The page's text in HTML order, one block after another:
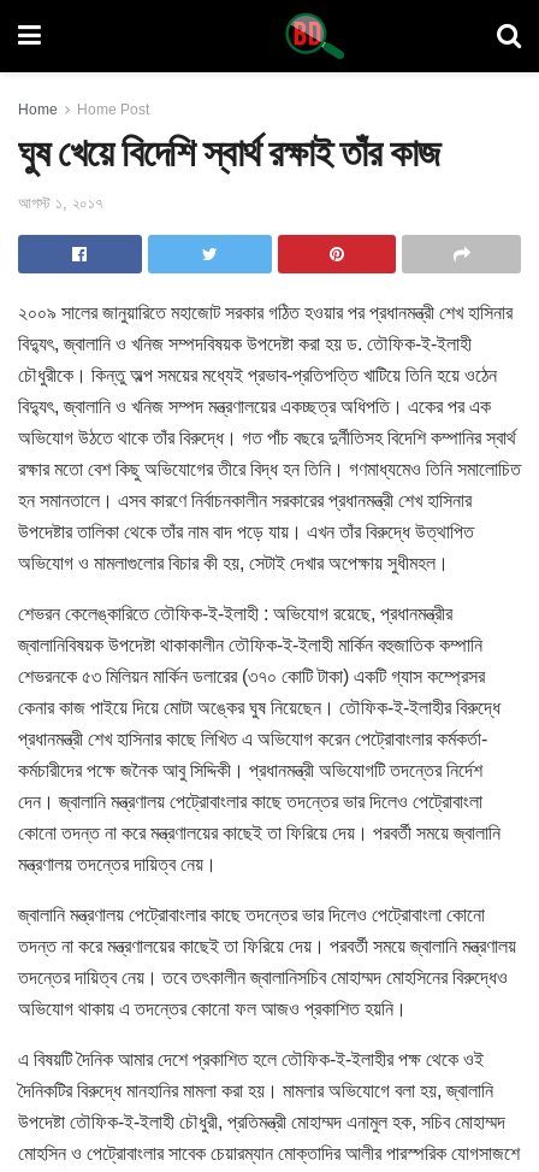
Home Home Post
ঘুষ খেয়ে বিদেশি স্বার্থ রক্ষাই তাঁর কাজ
আগস্ট ১, ২০১৭
২০০৯ সালের জানুয়ারিতে মহাজোট সরকার গঠিত হওয়ার পর প্রধানমন্ত্রী শেখ হাসিনার
বিদ্যুৎ, জ্বালানি ও খনিজ সম্পদবিষয়ক উপদেষ্টা করা হয় ড. তৌফিক-ই-ইলাহী
চৌধুরীকে। কিন্তু অল্প সময়ের মধ্যেই প্রভাব-প্রতিপত্তি খাটিয়ে তিনি হয়ে ওঠেন
বিদ্যুৎ, জ্বালানি ও খনিজ সম্পদ মন্ত্রণালয়ের একচ্ছত্র অধিপতি। একের পর এক
অভিযোগ উঠতে থাকে তাঁর বিরুদ্ধে। গত পাঁচ বছরে দুর্নীতিসহ বিদেশি কম্পানির স্বার্থ
রক্ষার মতো বেশ কিছু অভিযোগের তীরে বিদ্ধ হন তিনি। গণমাধ্যমেও তিনি সমালোচিত
হন সমানতালে। এসব কারণে নির্বাচনকালীন সরকারের প্রধানমন্ত্রী শেখ হাসিনার
উপদেষ্টার তালিকা থেকে তাঁর নাম বাদ পড়ে যায়। এখন তাঁর বিরুদ্ধে উত্থাপিত
অভিযোগ ও মামলাগুলোর বিচার কী হয়, সেটাই দেখার অপেক্ষায় সুধীমহল।
শেভরন কেলেঙ্কারিতে তৌফিক-ই-ইলাহী : অভিযোগ রয়েছে, প্রধানমন্ত্রীর
জ্বালানিবিষয়ক উপদেষ্টা থাকাকালীন তৌফিক-ই-ইলাহী মার্কিন বহুজাতিক কম্পানি
শেভরনকে ৫৩ মিলিয়ন মার্কিন ডলারের (৩৭০ কোটি টাকা) একটি গ্যাস কম্প্রেসর
কেনার কাজ পাইয়ে দিয়ে মোটা অঙ্কের ঘুষ নিয়েছেন। তৌফিক-ই-ইলাহীর বিরুদ্ধে
প্রধানমন্ত্রী শেখ হাসিনার কাছে লিখিত এ অভিযোগ করেন পেট্রোবাংলার কর্মকর্তা-
কর্মচারীদের পক্ষে জনৈক আবু সিদ্দিকী। প্রধানমন্ত্রী অভিযোগটি তদন্তের নির্দেশ
দেন। জ্বালানি মন্ত্রণালয় পেট্রোবাংলার কাছে তদন্তের ভার দিলেও পেট্রোবাংলা
কোনো তদন্ত না করে মন্ত্রণালয়ের কাছেই তা ফিরিয়ে দেয়। পরবর্তী সময়ে জ্বালানি
মন্ত্রণালয় তদন্তের দায়িত্ব নেয়।
জ্বালানি মন্ত্রণালয় পেট্রোবাংলার কাছে তদন্তের ভার দিলেও পেট্রোবাংলা কোনো
তদন্ত না করে মন্ত্রণালয়ের কাছেই তা ফিরিয়ে দেয়। পরবর্তী সময়ে জ্বালানি মন্ত্রণালয়
তদন্তের দায়িত্ব নেয়। তবে তৎকালীন জ্বালানিসচিব মোহাম্মদ মোহসিনের বিরুদ্ধেও
অভিযোগ থাকায় এ তদন্তের কোনো ফল আজও প্রকাশিত হয়নি।
এ বিষয়টি দৈনিক আমার দেশে প্রকাশিত হলে তৌফিক-ই-ইলাহীর পক্ষ থেকে ওই
দৈনিকটির বিরুদ্ধে মানহানির মামলা করা হয়। মামলার অভিযোগে বলা হয়, জ্বালানি
উপদেষ্টা তৌফিক-ই-ইলাহী চৌধুরী, প্রতিমন্ত্রী মোহাম্মদ এনামুল হক, সচিব মোহাম্মদ
মোহসিন ও পেট্রোবাংলার সাবেক চেয়ারম্যান মোক্তাদির আলীর পারস্পরিক যোগসাজশে